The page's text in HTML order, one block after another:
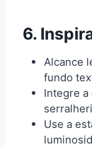
6.
Alcance
fundo
Integre a
Use a